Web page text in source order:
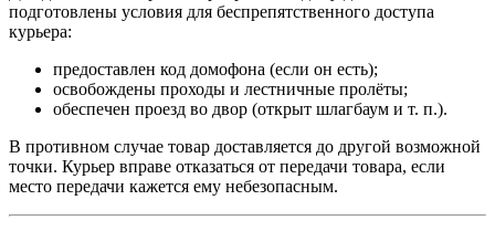
подготовлены условия для беспрепятственного доступа
курьера:
предоставлен код домофона (если он есть);
освобождены проходы и лестничные пролёты;
обеспечен проезд во двор (открыт шлагбаум и т. п.).
В противном случае товар доставляется до другой возможной
точки. Курьер вправе отказаться от передачи товара, если
место передачи кажется ему небезопасным.